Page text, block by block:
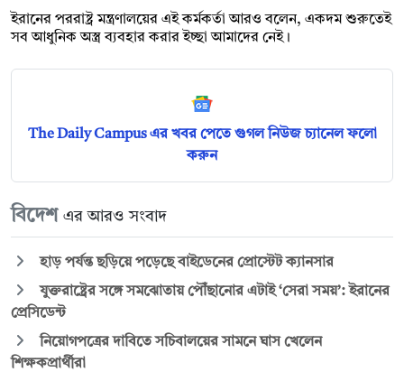
ইরানের পররাষ্ট্র মন্ত্রণালয়ের এই কর্মকর্তা আরও বলেন, একদম শুরুতেই
সব আধুনিক অস্ত্র ব্যবহার করার ইচ্ছা আমাদের নেই।
The Daily Campus এর খবর পেতে গুগল নিউজ চ্যানেল ফলো
করুন
বিদেশ এর আরও সংবাদ
হাড় পর্যন্ত ছড়িয়ে পড়েছে বাইডেনের প্রোস্টেট ক্যানসার
যুক্তরাষ্ট্রের সঙ্গে সমঝোতায় পৌঁছানোর এটাই ‘সেরা সময়’: ইরানের
প্রেসিডেন্ট
নিয়োগপত্রের দাবিতে সচিবালয়ের সামনে ঘাস খেলেন
শিক্ষকপ্রার্থীরা